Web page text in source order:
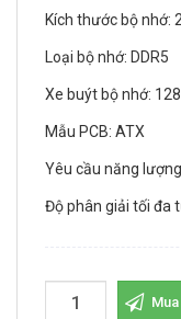
Kích thước bộ nhớ:
Loại bộ nhớ: DDR5
Xe buýt bộ nhớ:
Mẫu PCB: ATX
Yêu cầu năng
Độ phân giải tối đa